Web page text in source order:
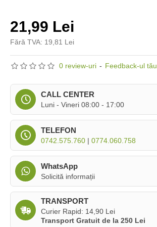
0 review-uri - Feedback-ul tău
21,99 Lei
Fără TVA: 19,81 Lei
CALL CENTER
Luni - Vineri 08:00 - 17:00
TELEFON
0742.575.760 | 0774.060.758
WhatsApp
Solicită informații
TRANSPORT
Curier Rapid: 14,90 Lei
Transport Gratuit de la 250 Lei